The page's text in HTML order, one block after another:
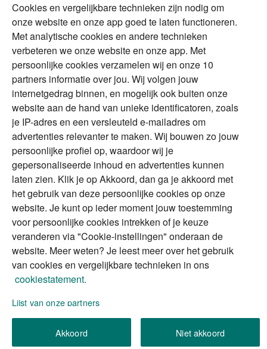
Duurzaam
Vermogensplanning
Tweede huis in
buitenland
DGA
Erfenis
Over Financial Focus
Specialisten
Financial Focus
magazine
The Exit Years
Contact
Alles voor en over vermogenden.
Over ABN AMRO Veiligheid
Privacy & Cookies
Toegankelijkheid
Disclaimer RSS
We gebruiken de persoonlijke informatie die u
invult, om uw verzoek (of aanvraag) te verwerken.
Cookies en vergelijkbare technieken zijn nodig om
onze website en onze app goed te laten functioneren.
Met analytische cookies en andere technieken
verbeteren we onze website en onze app. Met
persoonlijke cookies verzamelen wij en onze 10
partners informatie over jou. Wij volgen jouw
internetgedrag binnen, en mogelijk ook buiten onze
website aan de hand van unieke identificatoren, zoals
je IP-adres en een versleuteld e-mailadres om
advertenties relevanter te maken. Wij bouwen zo jouw
persoonlijke profiel op, waardoor wij je
gepersonaliseerde inhoud en advertenties kunnen
laten zien. Klik je op Akkoord, dan ga je akkoord met
het gebruik van deze persoonlijke cookies op onze
website. Je kunt op ieder moment jouw toestemming
voor persoonlijke cookies intrekken of je keuze
veranderen via "Cookie-instellingen" onderaan de
website. Meer weten? Je leest meer over het gebruik
van cookies en vergelijkbare technieken in ons
cookiestatement.
Lijst van onze partners
Akkoord Niet akkoord